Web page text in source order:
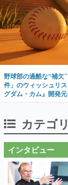
野球部の過酷な“補欠
件」のウィッシュリ
グダム・カム』開発
カテゴ
インタビュー